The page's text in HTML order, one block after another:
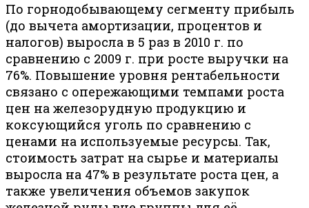
По горнодобывающему сегменту прибыль
(до вычета амортизации, процентов и
налогов) выросла в 5 раз в 2010 г. по
сравнению с 2009 г. при росте выручки на
76%. Повышение уровня рентабельности
связано с опережающими темпами роста
цен на железорудную продукцию и
коксующийся уголь по сравнению с
ценами на используемые ресурсы. Так,
стоимость затрат на сырье и материалы
выросла на 47% в результате роста цен, а
также увеличения объемов закупок